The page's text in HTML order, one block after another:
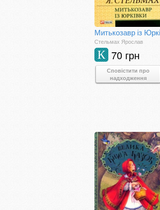
Стельмах Ярослав
70 грн
К
Сповістити про
надходження